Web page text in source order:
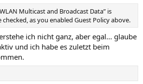
Multicast and Broadcast Data” is
as you enabled Guest Policy above.
ich nicht ganz, aber egal... glaube
und ich habe es zuletzt beim